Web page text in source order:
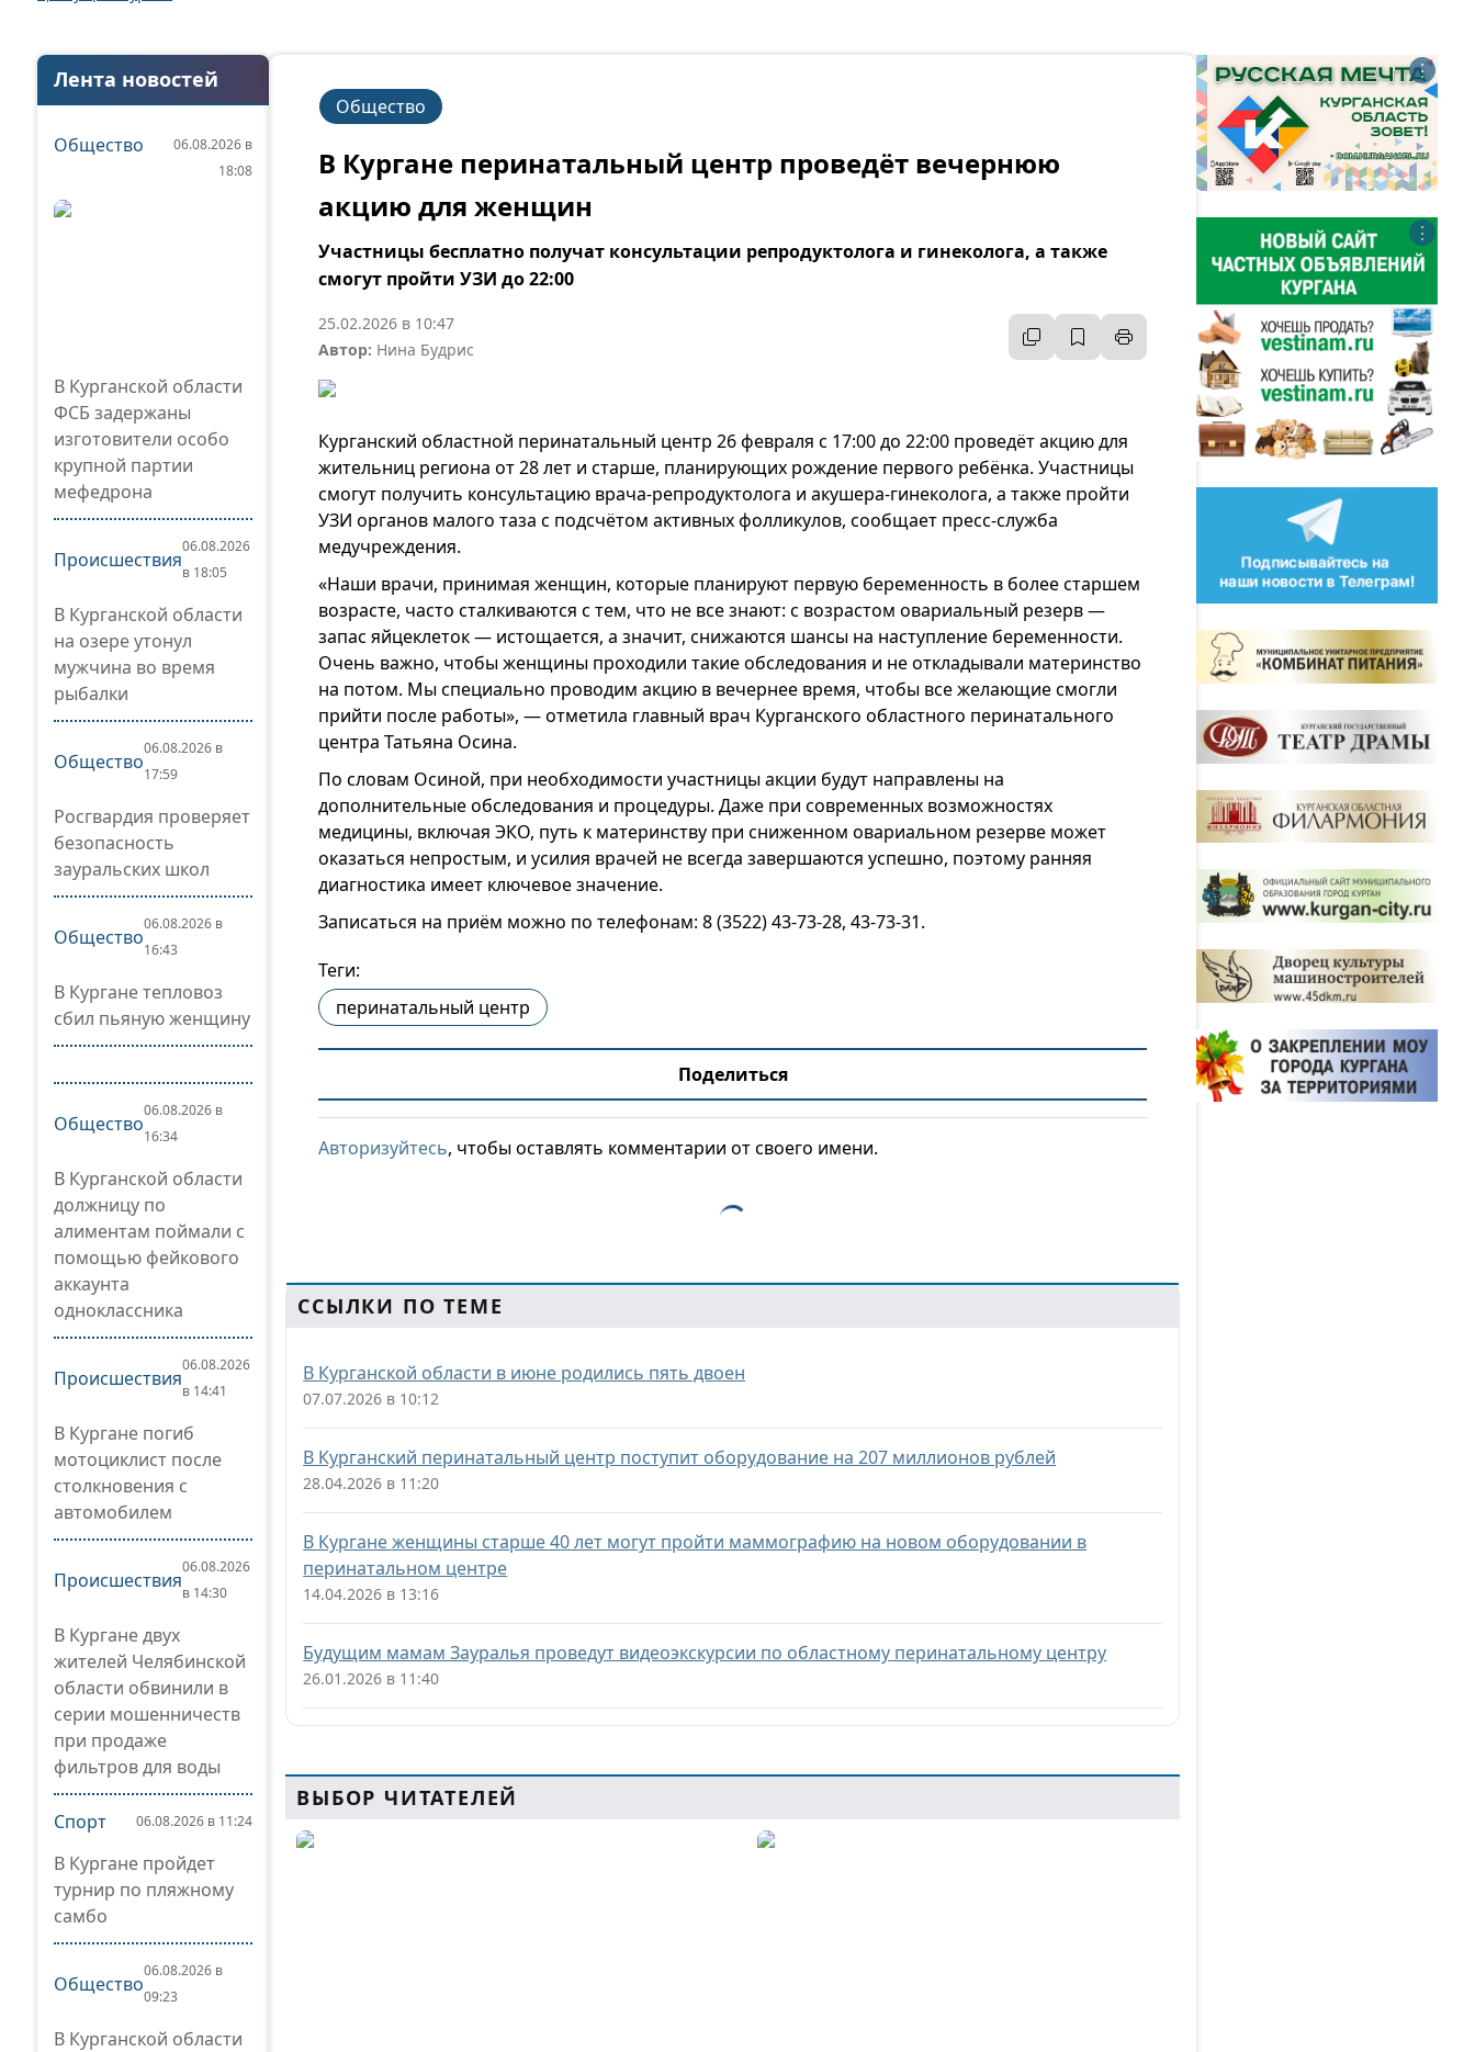
Лента новостей
Общество
06.08.2026 в
18:08
В Курганской области
ФСБ задержаны
изготовители особо
крупной партии
мефедрона
Происшествия
06.08.2026
в 18:05
В Курганской области
на озере утонул
мужчина во время
рыбалки
Общество
06.08.2026 в
17:59
Росгвардия проверяет
безопасность
зауральских школ
Общество
06.08.2026 в
16:43
В Кургане тепловоз
сбил пьяную женщину
Общество
06.08.2026 в
16:34
В Курганской области
должницу по
алиментам поймали с
помощью фейкового
аккаунта
одноклассника
Происшествия
06.08.2026
в 14:41
В Кургане погиб
мотоциклист после
столкновения с
автомобилем
Происшествия
06.08.2026
в 14:30
В Кургане двух
жителей Челябинской
области обвинили в
серии мошенничеств
при продаже
фильтров для воды
Спорт 06.08.2026 в 11:24
В Кургане пройдет
турнир по пляжному
самбо
Общество
06.08.2026 в
09:23
В Курганской области
Общество
В Кургане перинатальный центр проведёт вечернюю
акцию для женщин
Участницы бесплатно получат консультации репродуктолога и гинеколога, а также
смогут пройти УЗИ до 22:00
25.02.2026 в 10:47
Автор: Нина Будрис
Курганский областной перинатальный центр 26 февраля с 17:00 до 22:00 проведёт акцию для
жительниц региона от 28 лет и старше, планирующих рождение первого ребёнка. Участницы
смогут получить консультацию врача-репродуктолога и акушера-гинеколога, а также пройти
УЗИ органов малого таза с подсчётом активных фолликулов, сообщает пресс-служба
медучреждения.
«Наши врачи, принимая женщин, которые планируют первую беременность в более старшем
возрасте, часто сталкиваются с тем, что не все знают: с возрастом овариальный резерв —
запас яйцеклеток — истощается, а значит, снижаются шансы на наступление беременности.
Очень важно, чтобы женщины проходили такие обследования и не откладывали материнство
на потом. Мы специально проводим акцию в вечернее время, чтобы все желающие смогли
прийти после работы», — отметила главный врач Курганского областного перинатального
центра Татьяна Осина.
По словам Осиной, при необходимости участницы акции будут направлены на
дополнительные обследования и процедуры. Даже при современных возможностях
медицины, включая ЭКО, путь к материнству при сниженном овариальном резерве может
оказаться непростым, и усилия врачей не всегда завершаются успешно, поэтому ранняя
диагностика имеет ключевое значение.
Записаться на приём можно по телефонам: 8 (3522) 43-73-28, 43-73-31.
Теги:
перинатальный центр
Поделиться
Авторизуйтесь, чтобы оставлять комментарии от своего имени.
ССЫЛКИ ПО ТЕМЕ
В Курганской области в июне родились пять двоен
07.07.2026 в 10:12
В Курганский перинатальный центр поступит оборудование на 207 миллионов рублей
28.04.2026 в 11:20
В Кургане женщины старше 40 лет могут пройти маммографию на новом оборудовании в
перинатальном центре
14.04.2026 в 13:16
Будущим мамам Зауралья проведут видеоэкскурсии по областному перинатальному центру
26.01.2026 в 11:40
ВЫБОР ЧИТАТЕЛЕЙ
⋮
⋮